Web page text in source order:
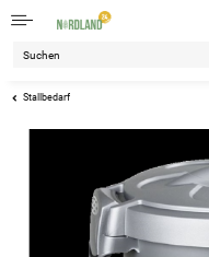
Stallbedarf